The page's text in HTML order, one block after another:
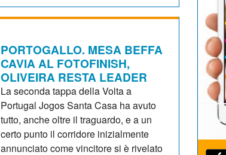
PORTOGALLO. MESA BEFFA
CAVIA AL FOTOFINISH,
OLIVEIRA RESTA LEADER
La seconda tappa della Volta a
Portugal Jogos Santa Casa ha avuto
tutto, anche oltre il traguardo, e a un
certo punto il corridore inizialmente
annunciato come vincitore si è rivelato